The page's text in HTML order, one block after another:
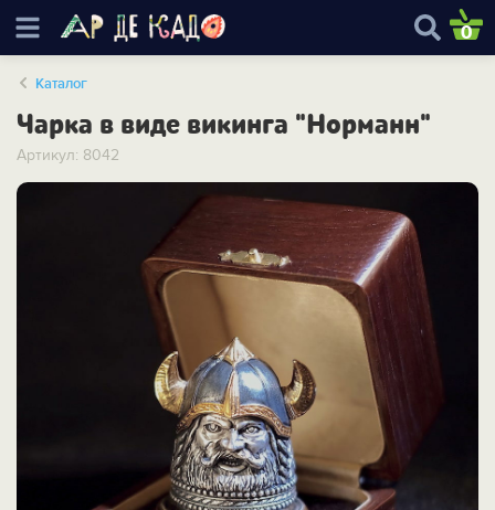
0
Каталог
Чарка в виде викинга "Норманн"
Артикул: 8042